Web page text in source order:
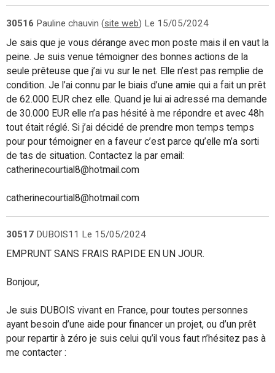
30516 Pauline chauvin (site web) Le 15/05/2024
Je sais que je vous dérange avec mon poste mais il en vaut la
peine. Je suis venue témoigner des bonnes actions de la
seule prêteuse que j’ai vu sur le net. Elle n’est pas remplie de
condition. Je l’ai connu par le biais d’une amie qui a fait un prêt
de 62.000 EUR chez elle. Quand je lui ai adressé ma demande
de 30.000 EUR elle n’a pas hésité à me répondre et avec 48h
tout était réglé. Si j’ai décidé de prendre mon temps temps
pour pour témoigner en a faveur c’est parce qu’elle m’a sorti
de tas de situation. Contactez la par email:
catherinecourtial8@hotmail.com
catherinecourtial8@hotmail.com
30517 DUBOIS11 Le 15/05/2024
EMPRUNT SANS FRAIS RAPIDE EN UN JOUR.
Bonjour,
Je suis DUBOIS vivant en France, pour toutes personnes
ayant besoin d’une aide pour financer un projet, ou d’un prêt
pour repartir à zéro je suis celui qu’il vous faut n’hésitez pas à
me contacter :